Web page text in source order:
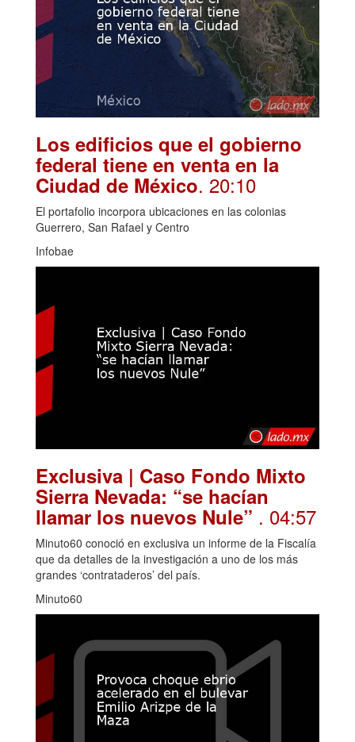
Los edificios que el gobierno
federal tiene en venta en la
Ciudad de México. 20:10
El portafolio incorpora ubicaciones en las colonias
Guerrero, San Rafael y Centro
Infobae
Exclusiva | Caso Fondo Mixto
Sierra Nevada: “se hacían
llamar los nuevos Nule” . 04:57
Minuto60 conoció en exclusiva un informe de la Fiscalía
que da detalles de la investigación a uno de los más
grandes ‘contrataderos’ del país.
Minuto60